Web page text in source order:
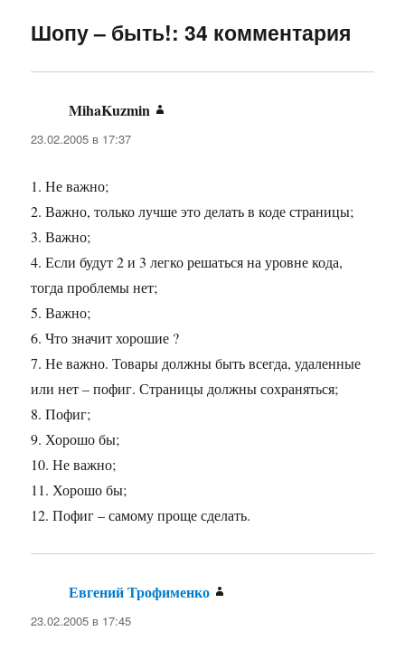
Шопу – быть!: 34 комментария
MihaKuzmin
23.02.2005 в 17:37
1. Не важно;
2. Важно, только лучше это делать в коде страницы;
3. Важно;
4. Если будут 2 и 3 легко решаться на уровне кода,
тогда проблемы нет;
5. Важно;
6. Что значит хорошие ?
7. Не важно. Товары должны быть всегда, удаленные
или нет – пофиг. Страницы должны сохраняться;
8. Пофиг;
9. Хорошо бы;
10. Не важно;
11. Хорошо бы;
12. Пофиг – самому проще сделать.
Евгений Трофименко
23.02.2005 в 17:45